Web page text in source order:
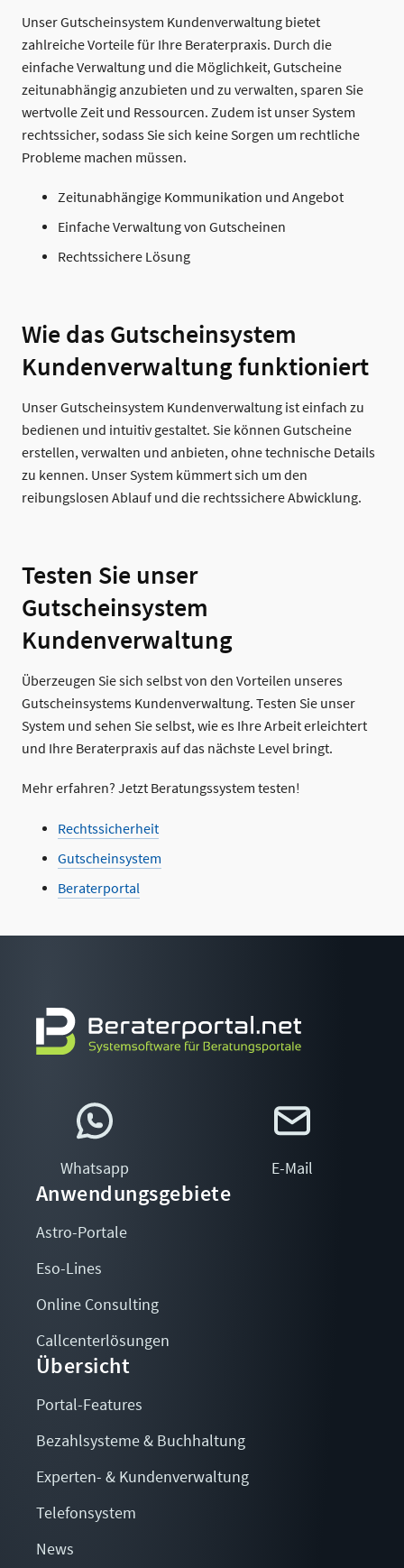
Unser Gutscheinsystem Kundenverwaltung bietet
zahlreiche Vorteile für Ihre Beraterpraxis. Durch die
einfache Verwaltung und die Möglichkeit, Gutscheine
zeitunabhängig anzubieten und zu verwalten, sparen Sie
wertvolle Zeit und Ressourcen. Zudem ist unser System
rechtssicher, sodass Sie sich keine Sorgen um rechtliche
Probleme machen müssen.
Zeitunabhängige Kommunikation und Angebot
Einfache Verwaltung von Gutscheinen
Rechtssichere Lösung
Wie das Gutscheinsystem
Kundenverwaltung funktioniert
Unser Gutscheinsystem Kundenverwaltung ist einfach zu
bedienen und intuitiv gestaltet. Sie können Gutscheine
erstellen, verwalten und anbieten, ohne technische Details
zu kennen. Unser System kümmert sich um den
reibungslosen Ablauf und die rechtssichere Abwicklung.
Testen Sie unser
Gutscheinsystem
Kundenverwaltung
Überzeugen Sie sich selbst von den Vorteilen unseres
Gutscheinsystems Kundenverwaltung. Testen Sie unser
System und sehen Sie selbst, wie es Ihre Arbeit erleichtert
und Ihre Beraterpraxis auf das nächste Level bringt.
Mehr erfahren? Jetzt Beratungssystem testen!
Rechtssicherheit
Gutscheinsystem
Beraterportal
Whatsapp E-Mail
Anwendungsgebiete
Astro-Portale
Eso-Lines
Online Consulting
Callcenterlösungen
Übersicht
Portal-Features
Bezahlsysteme & Buchhaltung
Experten- & Kundenverwaltung
Telefonsystem
News